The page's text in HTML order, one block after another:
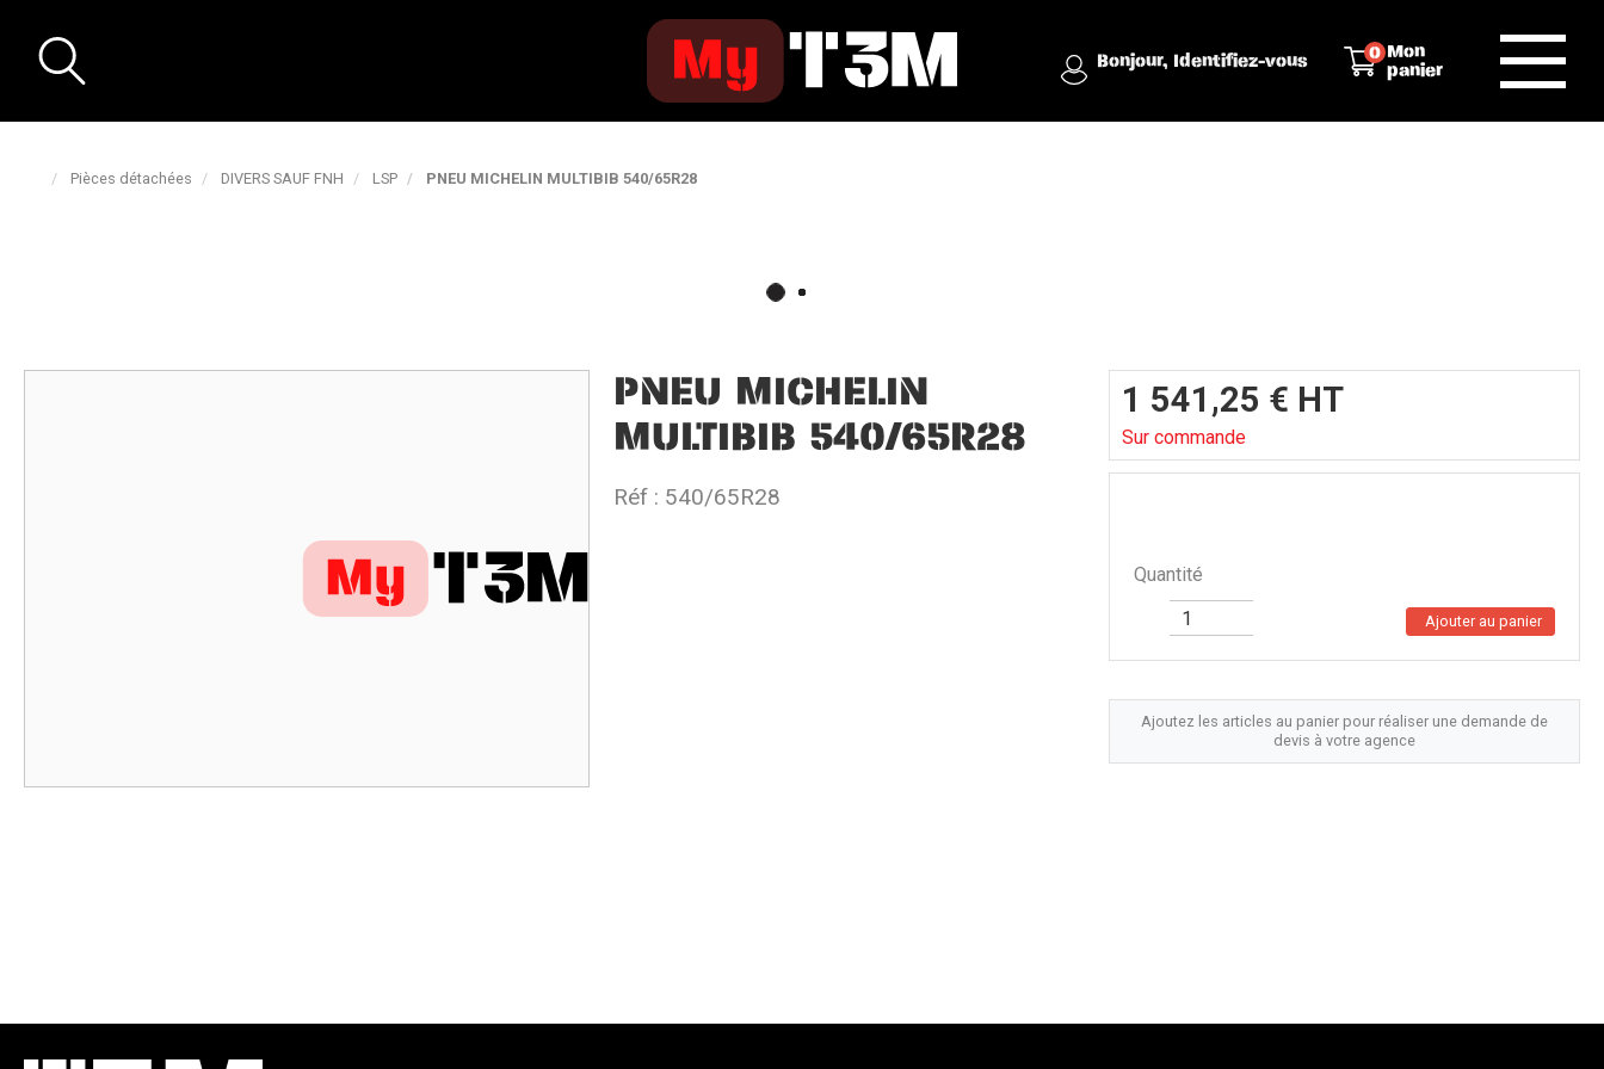
Bonjour, Identifiez-vous
Mon
panier
0
Pièces détachées DIVERS SAUF FNH LSP PNEU MICHELIN MULTIBIB 540/65R28
PNEU MICHELIN
MULTIBIB 540/65R28
Réf : 540/65R28
Ajoutez les articles au panier pour réaliser une demande de
devis à votre agence
1 541,25 € HT
Sur commande
Quantité
Ajouter au panier